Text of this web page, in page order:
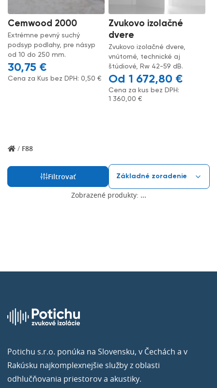
Cemwood 2000
Extrémne pevný suchý
podsyp podlahy, pre násyp
od 10 do 250 mm.
30,75 €
Cena za Kus bez DPH: 0,50 €
Zvukovo izolačné
dvere
Zvukovo izolačné dvere,
vnútorné, technické aj
štúdiové, Rw 42-59 dB.
1 672,80 €
Cena za kus bez DPH:
1 360,00 €
/ F88
Filtrovať
Zobrazené produkty: ...
Potichu s.r.o. ponúka na Slovensku, v Čechách a v
Rakúsku najkomplexnejšie služby z oblasti
odhlučňovania priestorov a akustiky.